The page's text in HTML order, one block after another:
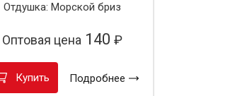
Отдушка: Морской бриз
Оптовая цена 140 ₽
Купить Подробнее